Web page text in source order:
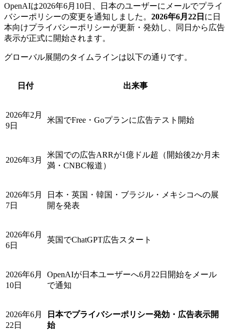
OpenAIは2026年6月10日、日本のユーザーにメールでプライ
バシーポリシーの変更を通知しました。 2026年6月22日 に日
本向けプライバシーポリシーが更新・発効し、同日から広告
表示が正式に開始されます。
グローバル展開のタイムラインは以下の通りです。
日付 出来事
2026年2月
9日
米国でFree・Goプランに広告テスト開始
2026年3月
米国での広告ARRが1億ドル超（開始後2か月未
満・CNBC報道）
2026年5月
7日
日本・英国・韓国・ブラジル・メキシコへの展
開を発表
2026年6月
6日
英国でChatGPT広告スタート
2026年6月
10日
OpenAIが日本ユーザーへ6月22日開始をメール
で通知
2026年6月
22日
日本でプライバシーポリシー発効・広告表示開
始